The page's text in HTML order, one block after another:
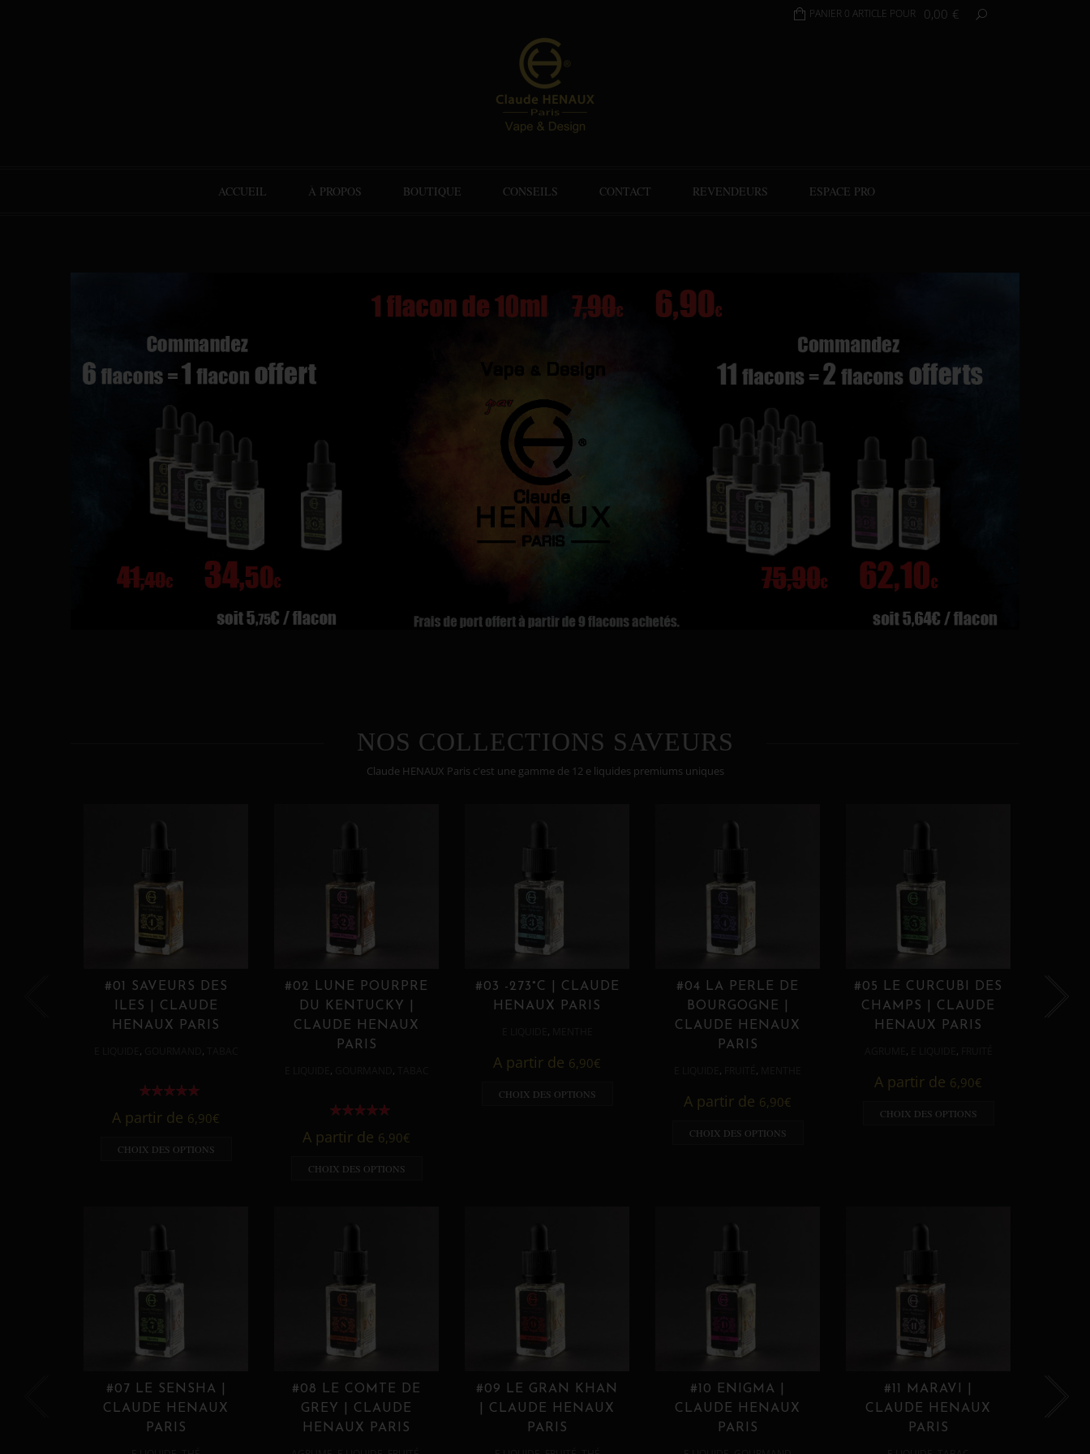
PANIER 0 ARTICLE POUR 0,00 €
ACCUEIL À PROPOS BOUTIQUE CONSEILS CONTACT REVENDEURS ESPACE PRO
NOS COLLECTIONS SAVEURS
Claude HENAUX Paris c'est une gamme de 12 e liquides premiums uniques
#01 SAVEURS DES
ILES | CLAUDE
HENAUX PARIS
, ,
A partir de 6,90€
CHOIX DES OPTIONS
#02 LUNE POURPRE
DU KENTUCKY |
CLAUDE HENAUX
PARIS
, ,
A partir de 6,90€
CHOIX DES OPTIONS
#03 -273°C | CLAUDE
HENAUX PARIS
,
A partir de 6,90€
CHOIX DES OPTIONS
#04 LA PERLE DE
BOURGOGNE |
CLAUDE HENAUX
PARIS
, ,
A partir de 6,90€
CHOIX DES OPTIONS
#05 LE CURCUBI DES
CHAMPS | CLAUDE
HENAUX PARIS
, ,
A partir de 6,90€
CHOIX DES OPTIONS
#07 LE SENSHA |
CLAUDE HENAUX
PARIS
#08 LE COMTE DE
GREY | CLAUDE
HENAUX PARIS
#09 LE GRAN KHAN
| CLAUDE HENAUX
PARIS
#10 ENIGMA |
CLAUDE HENAUX
PARIS
#11 MARAVI |
CLAUDE HENAUX
PARIS